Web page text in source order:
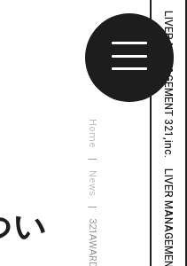
Home
|
News
い